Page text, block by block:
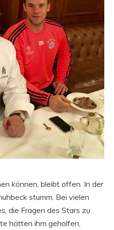
können, bleibt offen. In der
stumm. Bei vielen
die Fragen des Stars zu
hätten ihm geholfen,